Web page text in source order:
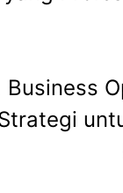
Business